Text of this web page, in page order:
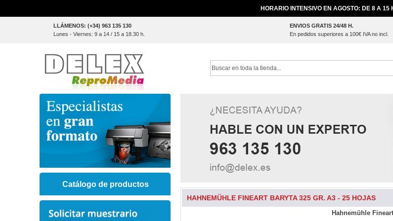
HORARIO INTENSIVO EN AGOSTO: DE 8 A 15
LLÁMENOS: (+34) 963 135 130
Lunes - Viernes: 9 a 14 / 15 a 18.30 h.
ENVIOS GRATIS 24/48 H.
En pedidos superiores a 100€ IVA no incl.
Search
HAHNEMÜHLE FINEART BARYTA 325 GR. A3 - 25 HOJAS
Hahnemühle
Catálogo de productos